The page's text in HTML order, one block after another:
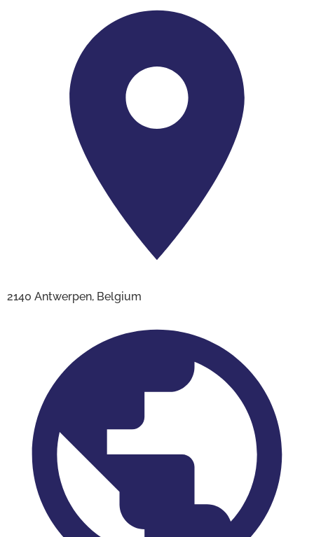
2140 Antwerpen, Belgium